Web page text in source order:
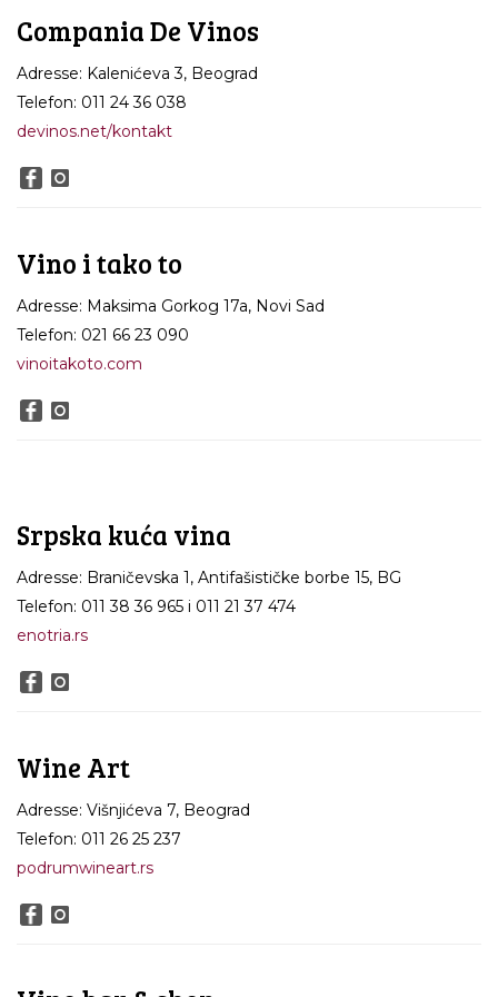
Compania De Vinos
Adresse: Kalenićeva 3, Beograd
Telefon: 011 24 36 038
devinos.net/kontakt
Vino i tako to
Adresse: Maksima Gorkog 17a, Novi Sad
Telefon: 021 66 23 090
vinoitakoto.com
Srpska kuća vina
Adresse: Braničevska 1, Antifašističke borbe 15, BG
Telefon: 011 38 36 965 i 011 21 37 474
enotria.rs
Wine Art
Adresse: Višnjićeva 7, Beograd
Telefon: 011 26 25 237
podrumwineart.rs